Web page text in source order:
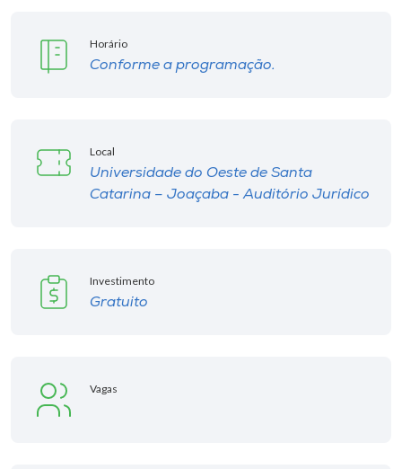
Horário
Conforme a programação.
Local
Universidade do Oeste de Santa
Catarina – Joaçaba - Auditório Jurídico
Investimento
Gratuito
Vagas